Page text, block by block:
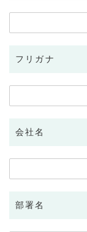
フリガナ
会社名
部署名